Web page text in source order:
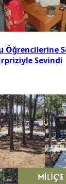
Öğrencilerine
Sevindi